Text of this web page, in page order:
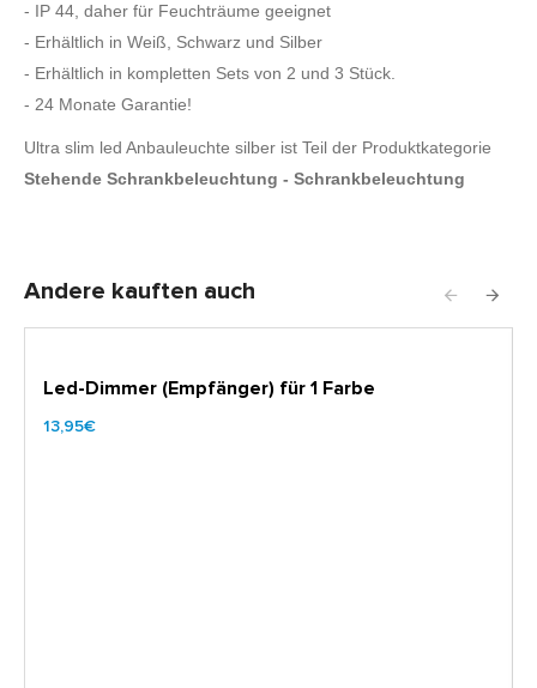
- IP 44, daher für Feuchträume geeignet
- Erhältlich in Weiß, Schwarz und Silber
- Erhältlich in kompletten Sets von 2 und 3 Stück.
- 24 Monate Garantie!
Ultra slim led Anbauleuchte silber ist Teil der Produktkategorie
Stehende Schrankbeleuchtung - Schrankbeleuchtung
Andere kauften auch
Led-Dimmer (Empfänger) für 1 Farbe
13,95€